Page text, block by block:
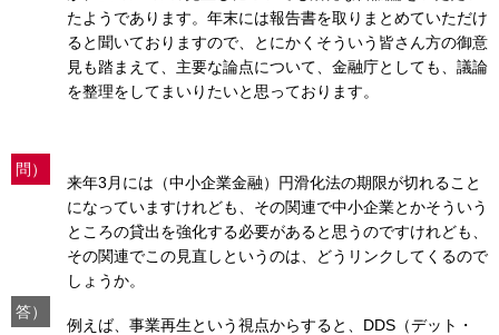
たようであります。年末には報告書を取りまとめていただけ
ると聞いておりますので、とにかくそういう皆さん方の御意
見も踏まえて、主要な論点について、金融庁としても、議論
を整理をしてまいりたいと思っております。
問）
来年3月には（中小企業金融）円滑化法の期限が切れること
になっていますけれども、その関連で中小企業とかそういう
ところの貸出を強化する必要があると思うのですけれども、
その関連でこの見直しというのは、どうリンクしてくるので
しょうか。
答）
例えば、事業再生という視点からすると、DDS（デット・